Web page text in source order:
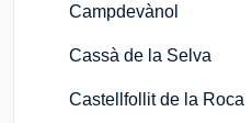
Campdevànol
Cassà de la Selva
Castellfollit de la Roca